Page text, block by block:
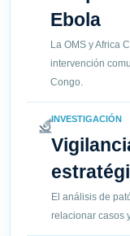
Ebola
La OMS y Africa
intervención
Congo.
INVESTIGACIÓN
El análisis de
relacionar casos